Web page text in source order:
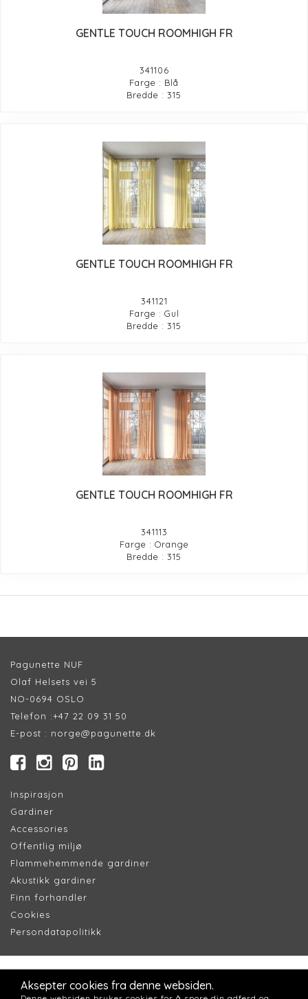
GENTLE TOUCH ROOMHIGH FR
341106
Farge : Blå
Bredde : 315
GENTLE TOUCH ROOMHIGH FR
341121
Farge : Gul
Bredde : 315
GENTLE TOUCH ROOMHIGH FR
341113
Farge : Orange
Bredde : 315
Pagunette NUF
Olaf Helsets vei 5
NO-0694 OSLO
Telefon :+47 22 09 31 50
E-post : norge@pagunette.dk
Inspirasjon
Gardiner
Accessories
Offentlig miljø
Flammehemmende gardiner
Akustikk gardiner
Finn forhandler
Cookies
Persondatapolitikk
Aksepter cookies fra denne websiden.